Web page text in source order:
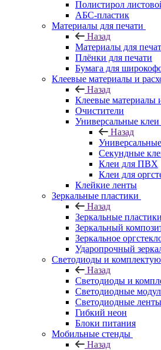
Полистирол
АБС-пластик
Материалы для печати
Назад
Материалы для
Плёнки для печати
Бумага для
Клеевые материалы и
Назад
Клеевые материалы
Очистители
Универсальные клеи
Назад
Секундные
Клеи для ПВХ
Клеи для
Клейкие ленты
Зеркальные пластики
Назад
Зеркальные пластики
Зеркальный
Зеркальное
Ударопрочный
Светодиоды и
Назад
Светодиоды и
Светодиодные
Светодиодные ленты
Гибкий неон
Блоки питания
Мобильные стенды
Назад